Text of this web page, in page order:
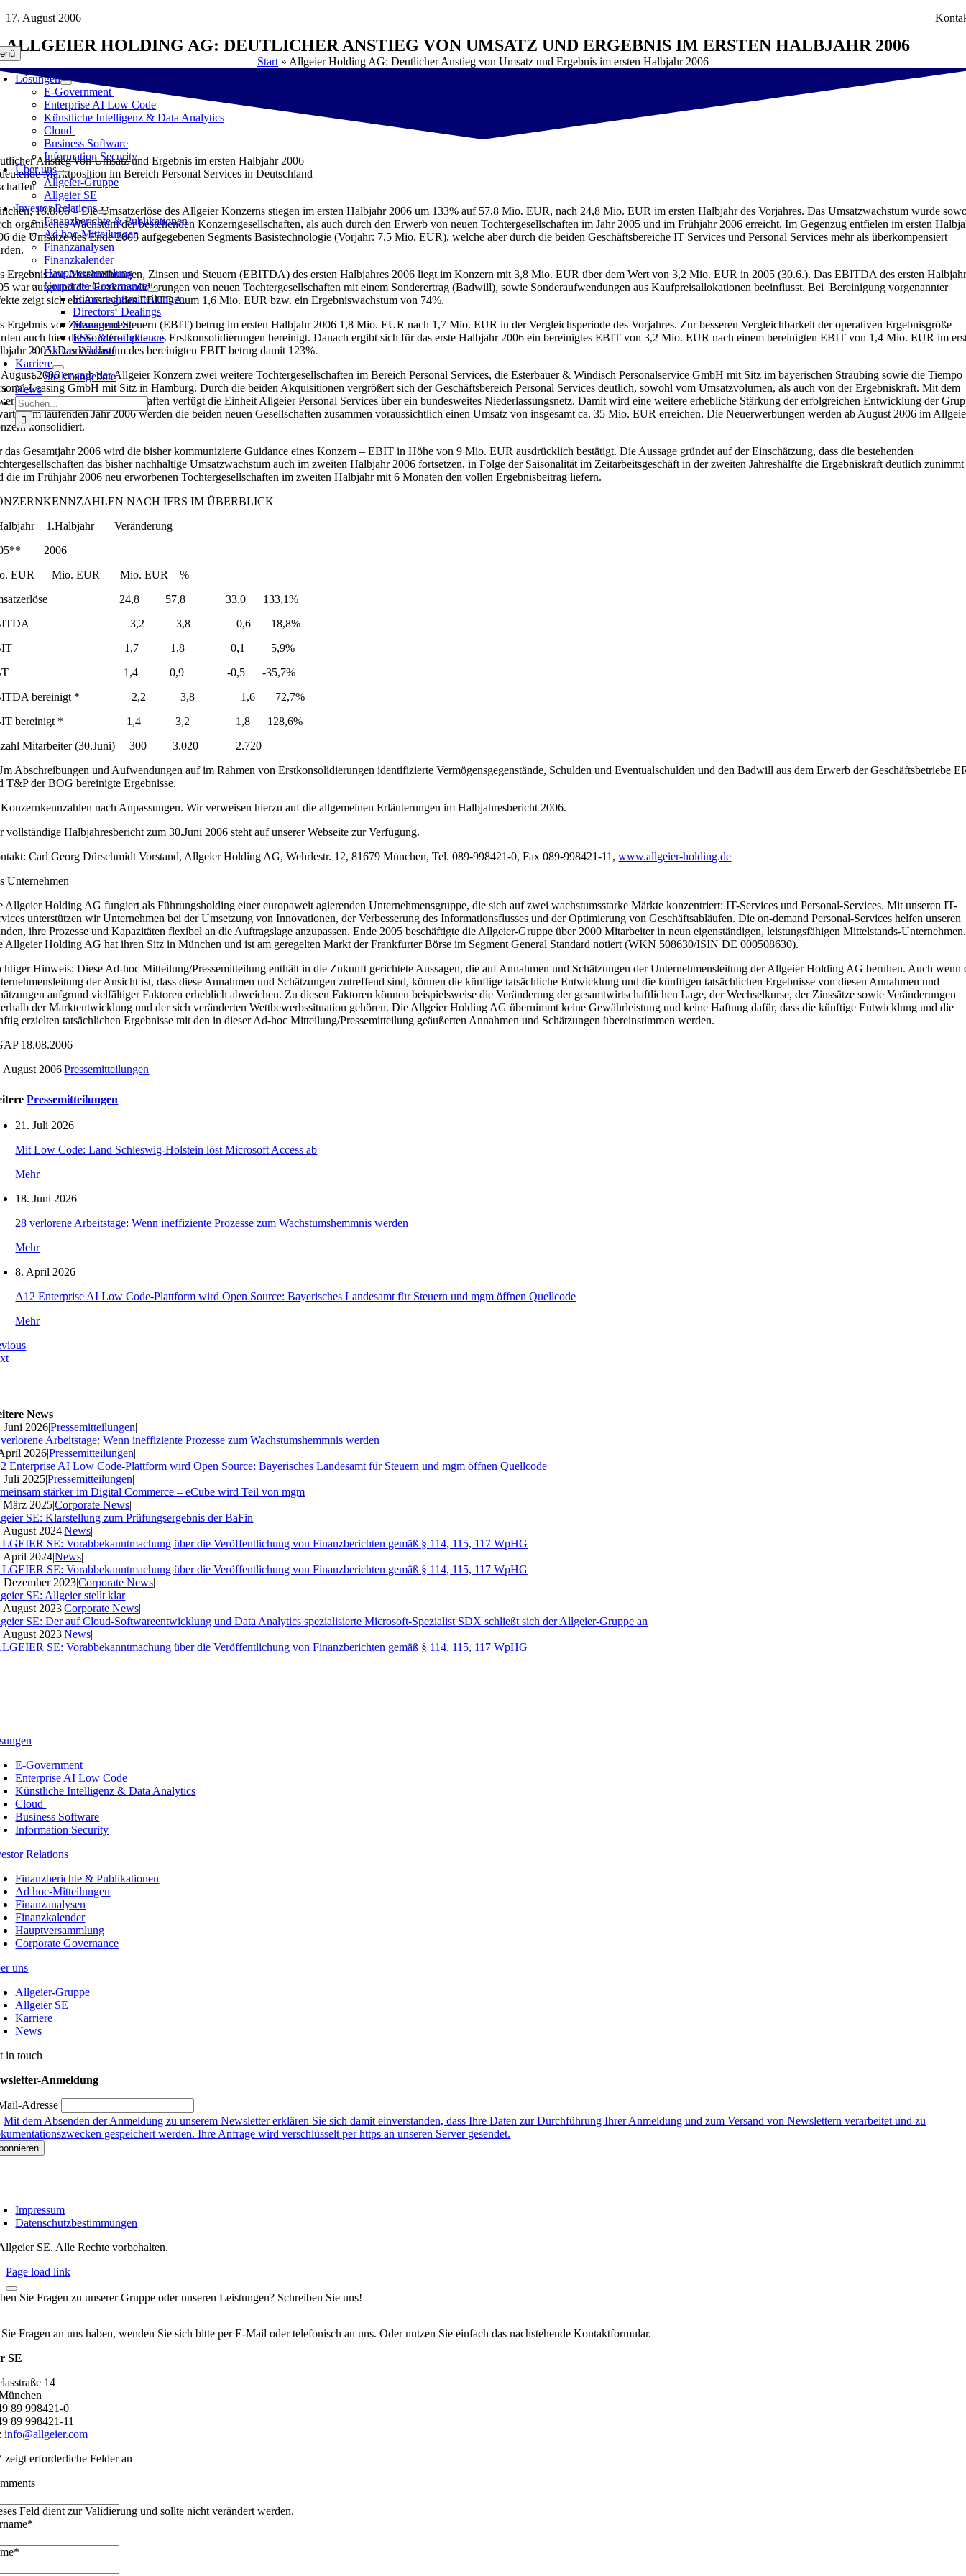
Zum
springen
Lösungen
E-Government
Enterprise AI Low Code
Künstliche Intelligenz & Data Analytics
Cloud
Business Software
Information Security
Über uns
Allgeier-Gruppe
Allgeier SE
Investor Relations
Finanzberichte & Publikationen
Ad hoc-Mitteilungen
Finanzanalysen
Finanzkalender
Hauptversammlung
Corporate Governance
Stimmrechtsmitteilungen
Directors‘ Dealings
Management
ESG & Compliance
Aktienrückkauf
Karriere
Stellenangebote
News
Suche
nach:
17. August 2006
ALLGEIER HOLDING AG: DEUTLICHER ANSTIEG VON UMSATZ UND ERGEBNIS IM ERSTEN HALBJAHR 2006
Start » Allgeier Holding AG: Deutlicher Anstieg von Umsatz und Ergebnis im ersten Halbjahr 2006
Anstieg von Umsatz und Ergebnis im ersten Halbjahr 2006
Marktposition im Bereich Personal Services in Deutschland
18.8.06 – Die Umsatzerlöse des Allgeier Konzerns stiegen im ersten Halbjahr 2006 um 133% auf 57,8 Mio. EUR, nach 24,8 Mio. EUR im ersten Halbjahr des Vorjahres. Das Umsatzwachstum wurde
organisches Wachstum der bestehenden Konzerngesellschaften, als auch durch den Erwerb von neuen Tochtergesellschaften im Jahr 2005 und im Frühjahr 2006 erreicht. Im Gegenzug entfielen im ersten
die Umsätze des Ende 2005 aufgegebenen Segments Basistechnologie (Vorjahr: 7,5 Mio. EUR), welche aber durch die beiden Geschäftsbereiche IT Services und Personal Services mehr als überkompensiert
Ergebnis vor Abschreibungen, Zinsen und Steuern (EBITDA) des ersten Halbjahres 2006 liegt im Konzern mit 3,8 Mio. EUR über dem Wert von 3,2 Mio. EUR in 2005 (30.6.). Das EBITDA des ersten
war aufgrund der Erstkonsolidierungen von neuen Tochtergesellschaften mit einem Sonderertrag (Badwill), sowie Sonderaufwendungen aus Kaufpreisallokationen beeinflusst. Bei Bereinigung vorgenannter
zeigt sich ein Anstieg des EBITDA um 1,6 Mio. EUR bzw. ein Ergebniswachstum von 74%.
Ergebnis vor Zinsen und Steuern (EBIT) betrug im ersten Halbjahr 2006 1,8 Mio. EUR nach 1,7 Mio. EUR in der Vergleichsperiode des Vorjahres. Zur besseren Vergleichbarkeit der operativen Ergebnisgröße
auch hier die Sondereffekte aus Erstkonsolidierungen bereinigt. Danach ergibt sich für das erste Halbjahr 2006 ein bereinigtes EBIT von 3,2 Mio. EUR nach einem bereinigten EBIT von 1,4 Mio. EUR im
2005. Das Wachstum des bereinigten EBIT betrug damit 123%.
2006 erwarb der Allgeier Konzern zwei weitere Tochtergesellschaften im Bereich Personal Services, die Esterbauer & Windisch Personalservice GmbH mit Sitz im bayerischen Straubing sowie die Tiempo
Leasing GmbH mit Sitz in Hamburg. Durch die beiden Akquisitionen vergrößert sich der Geschäftsbereich Personal Services deutlich, sowohl vom Umsatzvolumen, als auch von der Ergebniskraft. Mit dem
der beiden neuen Gesellschaften verfügt die Einheit Allgeier Personal Services über ein bundesweites Niederlassungsnetz. Damit wird eine weitere erhebliche Stärkung der erfolgreichen Entwicklung der
Im laufenden Jahr 2006 werden die beiden neuen Gesellschaften zusammen voraussichtlich einen Umsatz von insgesamt ca. 35 Mio. EUR erreichen. Die Neuerwerbungen werden ab August 2006 im
konsolidiert.
das Gesamtjahr 2006 wird die bisher kommunizierte Guidance eines Konzern – EBIT in Höhe von 9 Mio. EUR ausdrücklich bestätigt. Die Aussage gründet auf der Einschätzung, dass die bestehenden
das bisher nachhaltige Umsatzwachstum auch im zweiten Halbjahr 2006 fortsetzen, in Folge der Saisonalität im Zeitarbeitsgeschäft in der zweiten Jahreshälfte die Ergebniskraft deutlich zunimmt
die im Frühjahr 2006 neu erworbenen Tochtergesellschaften im zweiten Halbjahr mit 6 Monaten den vollen Ergebnisbeitrag liefern.
NACH IFRS IM ÜBERBLICK
1.Halbjahr Veränderung
2006
EUR Mio. EUR Mio. EUR %
24,8 57,8 33,0 133,1%
3,2 3,8 0,6 18,8%
1,7 1,8 0,1 5,9%
1,4 0,9 -0,5 -35,7%
bereinigt * 2,2 3,8 1,6 72,7%
bereinigt * 1,4 3,2 1,8 128,6%
Mitarbeiter (30.Juni) 300 3.020 2.720
Abschreibungen und Aufwendungen auf im Rahmen von Erstkonsolidierungen identifizierte Vermögensgegenstände, Schulden und Eventualschulden und den Badwill aus dem Erwerb der Geschäftsbetriebe
T&P der BOG bereinigte Ergebnisse.
nach Anpassungen. Wir verweisen hierzu auf die allgemeinen Erläuterungen im Halbjahresbericht 2006.
vollständige Halbjahresbericht zum 30.Juni 2006 steht auf unserer Webseite zur Verfügung.
Carl Georg Dürschmidt Vorstand, Allgeier Holding AG, Wehrlestr. 12, 81679 München, Tel. 089-998421-0, Fax 089-998421-11, www.allgeier-holding.de
Unternehmen
Allgeier Holding AG fungiert als Führungsholding einer europaweit agierenden Unternehmensgruppe, die sich auf zwei wachstumsstarke Märkte konzentriert: IT-Services und Personal-Services. Mit unseren IT-
unterstützen wir Unternehmen bei der Umsetzung von Innovationen, der Verbesserung des Informationsflusses und der Optimierung von Geschäftsabläufen. Die on-demand Personal-Services helfen unseren
ihre Prozesse und Kapazitäten flexibel an die Auftragslage anzupassen. Ende 2005 beschäftigte die Allgeier-Gruppe über 2000 Mitarbeiter in neun eigenständigen, leistungsfähigen Mittelstands-Unternehmen.
Allgeier Holding AG hat ihren Sitz in München und ist am geregelten Markt der Frankfurter Börse im Segment General Standard notiert (WKN 508630/ISIN DE 000508630).
Hinweis: Diese Ad-hoc Mitteilung/Pressemitteilung enthält in die Zukunft gerichtete Aussagen, die auf Annahmen und Schätzungen der Unternehmensleitung der Allgeier Holding AG beruhen. Auch wenn
der Ansicht ist, dass diese Annahmen und Schätzungen zutreffend sind, können die künftige tatsächliche Entwicklung und die künftigen tatsächlichen Ergebnisse von diesen Annahmen und
aufgrund vielfältiger Faktoren erheblich abweichen. Zu diesen Faktoren können beispielsweise die Veränderung der gesamtwirtschaftlichen Lage, der Wechselkurse, der Zinssätze sowie Veränderungen
der Marktentwicklung und der sich veränderten Wettbewerbssituation gehören. Die Allgeier Holding AG übernimmt keine Gewährleistung und keine Haftung dafür, dass die künftige Entwicklung und die
erzielten tatsächlichen Ergebnisse mit den in dieser Ad-hoc Mitteilung/Pressemitteilung geäußerten Annahmen und Schätzungen übereinstimmen werden.
18.08.2006
August 2006|Pressemitteilungen|
Pressemitteilungen
21. Juli 2026
Mit Low Code: Land Schleswig-Holstein löst Microsoft Access ab
Mehr
18. Juni 2026
28 verlorene Arbeitstage: Wenn ineffiziente Prozesse zum Wachstumshemmnis werden
Mehr
8. April 2026
A12 Enterprise AI Low Code-Plattform wird Open Source: Bayerisches Landesamt für Steuern und mgm öffnen Quellcode
Mehr
News
Juni 2026|Pressemitteilungen|
Arbeitstage: Wenn ineffiziente Prozesse zum Wachstumshemmnis werden
2026|Pressemitteilungen|
Enterprise AI Low Code-Plattform wird Open Source: Bayerisches Landesamt für Steuern und mgm öffnen Quellcode
Juli 2025|Pressemitteilungen|
stärker im Digital Commerce – eCube wird Teil von mgm
März 2025|Corporate News|
SE: Klarstellung zum Prüfungsergebnis der BaFin
August 2024|News|
SE: Vorabbekanntmachung über die Veröffentlichung von Finanzberichten gemäß § 114, 115, 117 WpHG
April 2024|News|
SE: Vorabbekanntmachung über die Veröffentlichung von Finanzberichten gemäß § 114, 115, 117 WpHG
Dezember 2023|Corporate News|
SE: Allgeier stellt klar
August 2023|Corporate News|
SE: Der auf Cloud-Softwareentwicklung und Data Analytics spezialisierte Microsoft-Spezialist SDX schließt sich der Allgeier-Gruppe an
August 2023|News|
SE: Vorabbekanntmachung über die Veröffentlichung von Finanzberichten gemäß § 114, 115, 117 WpHG
E-Government
Enterprise AI Low Code
Künstliche Intelligenz & Data Analytics
Cloud
Business Software
Information Security
Relations
Finanzberichte & Publikationen
Ad hoc-Mitteilungen
Finanzanalysen
Finanzkalender
Hauptversammlung
Corporate Governance
uns
Allgeier-Gruppe
Allgeier SE
Karriere
News
in touch
Anmeldung
Adresse
Mit dem Absenden der Anmeldung zu unserem Newsletter erklären Sie sich damit einverstanden, dass Ihre Daten zur Durchführung Ihrer Anmeldung und zum Versand von Newslettern verarbeitet und zu
gespeichert werden. Ihre Anfrage wird verschlüsselt per https an unseren Server gesendet.
Impressum
Datenschutzbestimmungen
SE. Alle Rechte vorbehalten.
Page load link
Sie Fragen zu unserer Gruppe oder unseren Leistungen? Schreiben Sie uns!
Fragen an uns haben, wenden Sie sich bitte per E-Mail oder telefonisch an uns. Oder nutzen Sie einfach das nachstehende Kontaktformular.
SE
14
89 998421-0
89 998421-11
info@allgeier.com
zeigt erforderliche Felder an
Feld dient zur Validierung und sollte nicht verändert werden.
*
*